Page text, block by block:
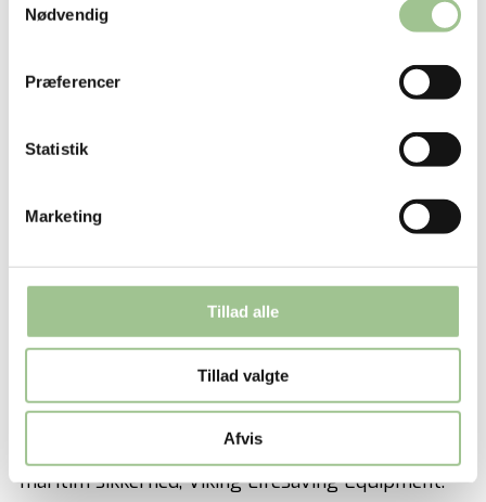
Nødvendig
Præferencer
Statistik
Marketing
Tillad alle
Tillad valgte
Afvis
Rosenby Engineering indgik sidste år samarbejde
med den store kendte spiller på markedet for
maritim sikkerhed, Viking Lifesaving Equipment.